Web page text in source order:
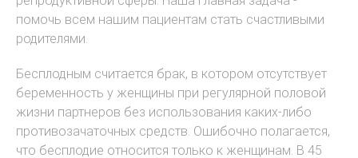
помочь всем нашим пациентам стать счастливыми
родителями.
Бесплодным считается брак, в котором отсутствует
беременность у женщины при регулярной половой
жизни партнеров без использования каких-либо
противозачаточных средств. Ошибочно полагается,
что бесплодие относится только к женщинам. В 45